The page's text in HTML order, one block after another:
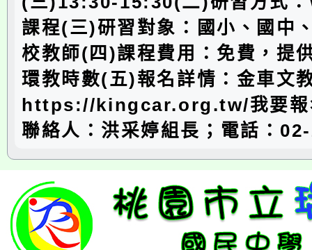
課程(三)研習對象：國小、國中
校教師(四)課程費用：免費，提
環教時數(五)報名詳情：金車文
https://kingcar.org.tw/我要報
聯絡人：洪采婷組長；電話：